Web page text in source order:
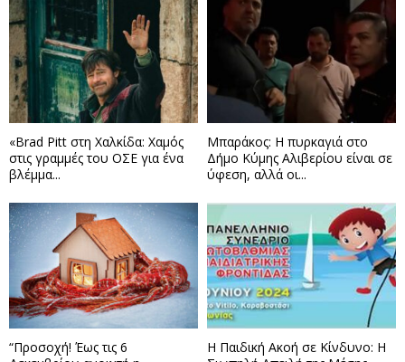
«Brad Pitt στη Χαλκίδα: Χαμός
στις γραμμές του ΟΣΕ για ένα
βλέμμα...
Μπαράκος: Η πυρκαγιά στο
Δήμο Κύμης Αλιβερίου είναι σε
ύφεση, αλλά οι...
“Προσοχή! Έως τις 6
Η Παιδική Ακοή σε Κίνδυνο: Η